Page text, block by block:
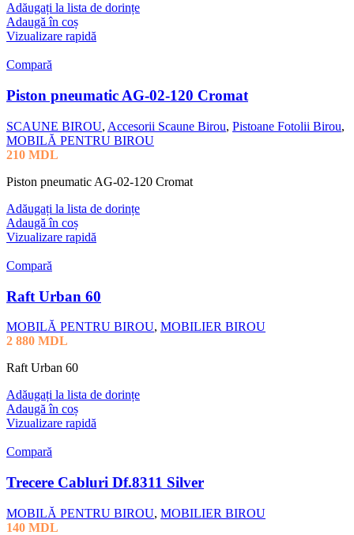
Adăugați la lista de dorințe
Adaugă în coș
Vizualizare rapidă
Compară
Piston pneumatic AG-02-120 Cromat
SCAUNE BIROU, Accesorii Scaune Birou, Pistoane Fotolii Birou,
MOBILĂ PENTRU BIROU
210 MDL
Piston pneumatic AG-02-120 Cromat
Adăugați la lista de dorințe
Adaugă în coș
Vizualizare rapidă
Compară
Raft Urban 60
MOBILĂ PENTRU BIROU, MOBILIER BIROU
2 880 MDL
Raft Urban 60
Adăugați la lista de dorințe
Adaugă în coș
Vizualizare rapidă
Compară
Trecere Cabluri Df.8311 Silver
MOBILĂ PENTRU BIROU, MOBILIER BIROU
140 MDL